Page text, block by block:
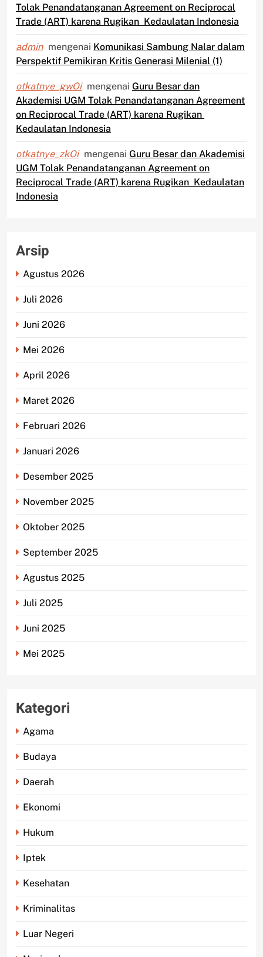
Tolak Penandatanganan Agreement on Reciprocal
Trade (ART) karena Rugikan Kedaulatan Indonesia
admin mengenai Komunikasi Sambung Nalar dalam
Perspektif Pemikiran Kritis Generasi Milenial (1)
otkatnye_gwOi mengenai Guru Besar dan
Akademisi UGM Tolak Penandatanganan Agreement
on Reciprocal Trade (ART) karena Rugikan
Kedaulatan Indonesia
otkatnye_zkOi mengenai Guru Besar dan Akademisi
UGM Tolak Penandatanganan Agreement on
Reciprocal Trade (ART) karena Rugikan Kedaulatan
Indonesia
Arsip
Agustus 2026
Juli 2026
Juni 2026
Mei 2026
April 2026
Maret 2026
Februari 2026
Januari 2026
Desember 2025
November 2025
Oktober 2025
September 2025
Agustus 2025
Juli 2025
Juni 2025
Mei 2025
Kategori
Agama
Budaya
Daerah
Ekonomi
Hukum
Iptek
Kesehatan
Kriminalitas
Luar Negeri